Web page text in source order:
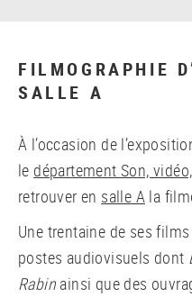
FILMOGRAPHIE
SALLE A
À l’occasion de
le département Son,
retrouver en salle A la
Une trentaine de ses
postes audiovisuels dont
Rabin ainsi que des